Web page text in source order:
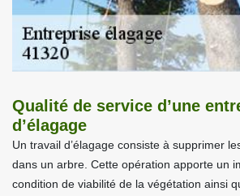
Qualité de service d’une
d’élagage
Un travail d’élagage consiste à supprimer
dans un arbre. Cette opération apporte un
condition de viabilité de la végétation ainsi